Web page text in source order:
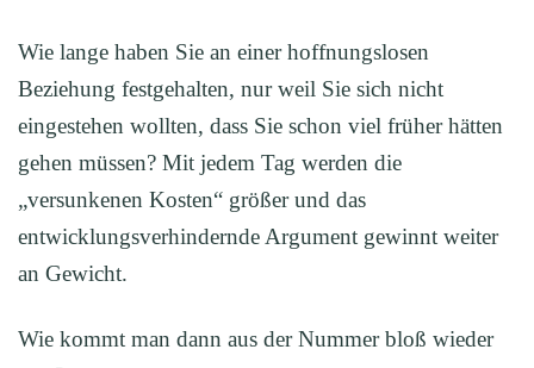
Wie lange haben Sie an einer hoffnungslosen
Beziehung festgehalten, nur weil Sie sich nicht
eingestehen wollten, dass Sie schon viel früher hätten
gehen müssen? Mit jedem Tag werden die
„versunkenen Kosten“ größer und das
entwicklungsverhindernde Argument gewinnt weiter
an Gewicht.
Wie kommt man dann aus der Nummer bloß wieder